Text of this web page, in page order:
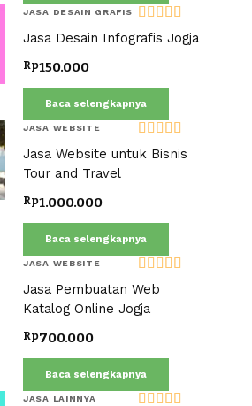
JASA DESAIN GRAFIS
Dinilai5.00
dari 5
Jasa Desain Infografis Jogja
Rp150.000
Baca selengkapnya
JASA WEBSITE
Dinilai5.00
dari 5
Jasa Website untuk Bisnis
Tour and Travel
Rp1.000.000
Baca selengkapnya
JASA WEBSITE
Dinilai
dari 5
Jasa Pembuatan Web
Katalog Online Jogja
Rp700.000
Baca selengkapnya
JASA LAINNYA